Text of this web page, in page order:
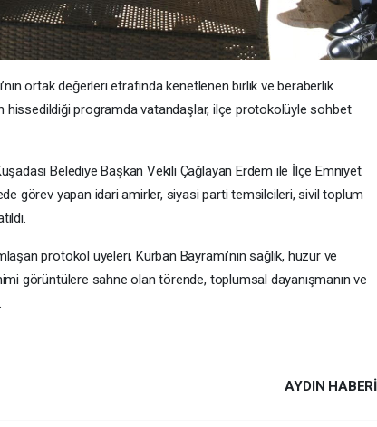
ortak değerleri etrafında kenetlenen birlik ve beraberlik
hissedildiği programda vatandaşlar, ilçe protokolüyle sohbet
Belediye Başkan Vekili Çağlayan Erdem ile İlçe Emniyet
görev yapan idari amirler, siyasi parti temsilcileri, sivil toplum
protokol üyeleri, Kurban Bayramı’nın sağlık, huzur ve
görüntülere sahne olan törende, toplumsal dayanışmanın ve
AYDIN HABERİ